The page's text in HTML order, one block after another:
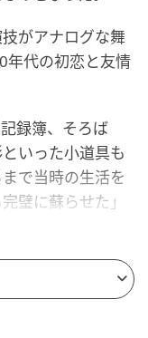
がアナログな舞
年代の初恋と友情
録簿、そろば
いった小道具も
で当時の生活を
璧に蘇らせた」
によって輝けた
まさにその時間